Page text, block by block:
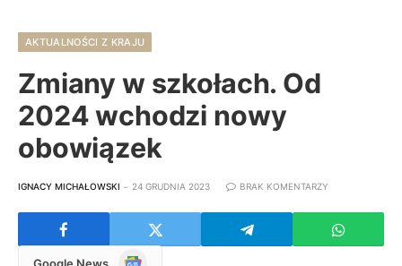
AKTUALNOŚCI Z KRAJU
Zmiany w szkołach. Od
2024 wchodzi nowy
obowiązek
IGNACY MICHAŁOWSKI 24 GRUDNIA 2023 BRAK KOMENTARZY
Google